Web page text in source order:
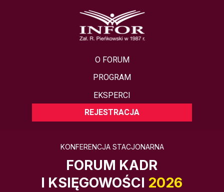
O FORUM
PROGRAM
EKSPERCI
REJESTRACJA
FORUM KADR
I KSIĘGOWOŚCI 2026
KONFERENCJA STACJONARNA